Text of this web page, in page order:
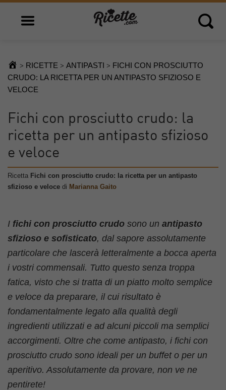
Open main menu Open
> RICETTE > ANTIPASTI > FICHI CON PROSCIUTTO
CRUDO: LA RICETTA PER UN ANTIPASTO SFIZIOSO E
VELOCE
Fichi con prosciutto crudo: la
ricetta per un antipasto sfizioso
e veloce
Ricetta Fichi con prosciutto crudo: la ricetta per un antipasto
sfizioso e veloce di Marianna Gaito
I fichi con prosciutto crudo sono un antipasto
sfizioso e sofisticato, dal sapore assolutamente
particolare che lascerà letteralmente a bocca aperta
i vostri commensali. Tutto questo senza troppa
fatica, visto che si tratta di un piatto molto semplice
e veloce da preparare, il cui risultato è
fondamentalmente legato alla qualità degli
ingredienti utilizzati e ad alcuni piccoli ma semplici
accorgimenti. Oltre che come antipasto, i fichi con
prosciutto crudo sono ideali per un buffet o per un
aperitivo. Assolutamente da provare, non ve ne
pentirete!